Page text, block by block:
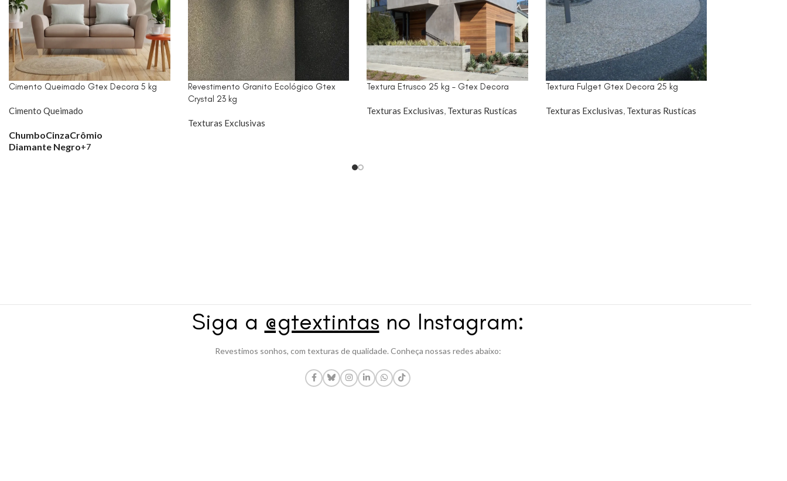
Cimento Queimado Gtex Decora 5 kg
Cimento Queimado
ChumboCinzaCrômio
Diamante Negro+7
Revestimento Granito Ecológico Gtex
Crystal 23 kg
Texturas Exclusivas
Textura Etrusco 25 kg – Gtex Decora
Texturas Exclusivas, Texturas Rustícas
Textura Fulget Gtex Decora 25 kg
Texturas Exclusivas, Texturas Rustícas
Siga a @gtextintas no Instagram:
Revestimos sonhos, com texturas de qualidade. Conheça nossas redes abaixo: